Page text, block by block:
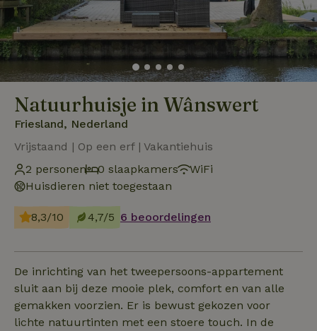
Natuurhuisje in Wânswert
Friesland, Nederland
Vrijstaand | Op een erf | Vakantiehuis
2 personen
0 slaapkamers
WiFi
Huisdieren niet toegestaan
8,3/10 4,7/5 6 beoordelingen
De inrichting van het tweepersoons-appartement
sluit aan bij deze mooie plek, comfort en van alle
gemakken voorzien. Er is bewust gekozen voor
lichte natuurtinten met een stoere touch. In de